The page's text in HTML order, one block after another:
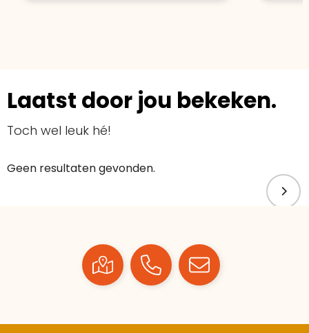
Laatst door jou bekeken.
Toch wel leuk hé!
Geen resultaten gevonden.